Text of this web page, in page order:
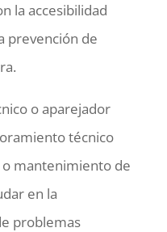
la accesibilidad
prevención de
o aparejador
técnico
mantenimiento de
en la
problemas